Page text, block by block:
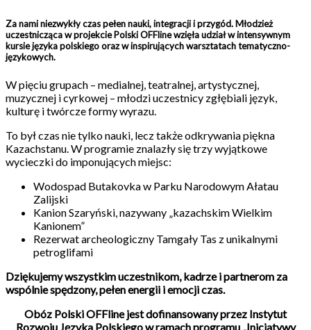
Za nami niezwykły czas pełen nauki, integracji i przygód. Młodzież
uczestnicząca w projekcie Polski OFFline wzięła udział w intensywnym
kursie języka polskiego oraz w inspirujących warsztatach tematyczno-
językowych.
W pięciu grupach – medialnej, teatralnej, artystycznej,
muzycznej i cyrkowej – młodzi uczestnicy zgłębiali język,
kulturę i twórcze formy wyrazu.
To był czas nie tylko nauki, lecz także odkrywania piękna
Kazachstanu. W programie znalazły się trzy wyjątkowe
wycieczki do imponujących miejsc:
Wodospad Butakovka w Parku Narodowym Ałatau
Zalijski
Kanion Szaryński, nazywany „kazachskim Wielkim
Kanionem”
Rezerwat archeologiczny Tamgały Tas z unikalnymi
petroglifami
Dziękujemy wszystkim uczestnikom, kadrze i partnerom za
wspólnie spędzony, pełen energii i emocji czas.
Obóz Polski OFFline jest dofinansowany przez Instytut
Rozwoju Języka Polskiego w ramach programu „Inicjatywy